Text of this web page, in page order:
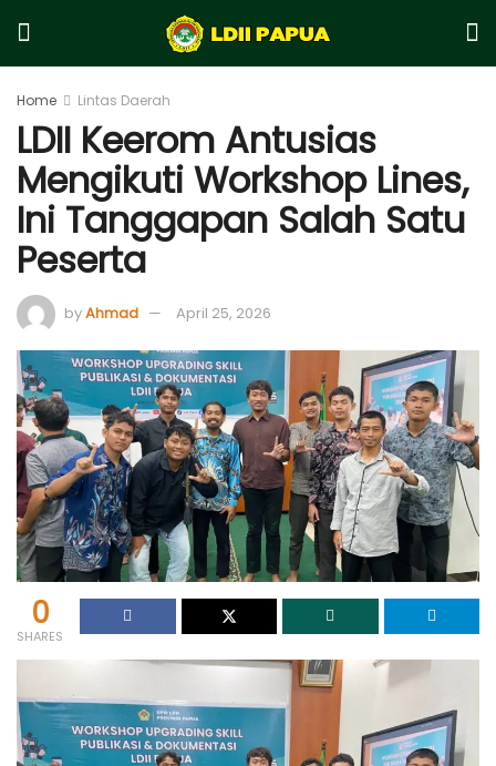
Home Lintas Daerah
LDII Keerom Antusias
Mengikuti Workshop Lines,
Ini Tanggapan Salah Satu
Peserta
byAhmad April 25, 2026
0
SHARES